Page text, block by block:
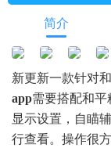
简介
新更新一款针对
app需要搭配和
显示设置，自瞄
行查看。操作很